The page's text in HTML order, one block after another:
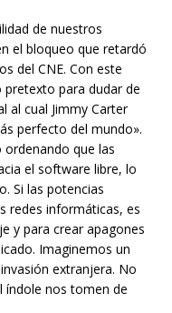
de nuestros
el bloqueo que retardó
del CNE. Con este
para dudar de
al cual Jimmy Carter
perfecto del mundo».
que las
el software libre, lo
Si las potencias
redes informáticas, es
y para crear apagones
Imaginemos un
extranjera. No
índole nos tomen de